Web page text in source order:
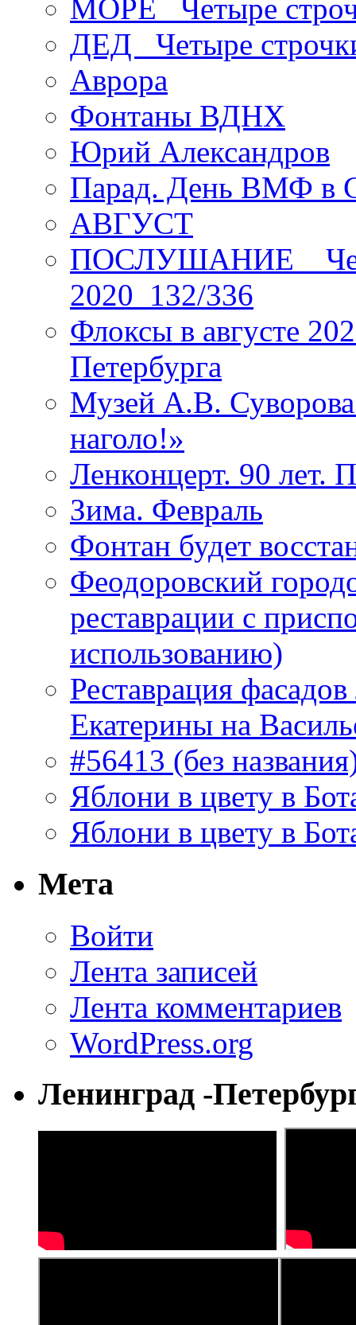
МОРЕ _Четыре
ДЕД _Четыре
Аврора
Фонтаны ВДНХ
Юрий Александров
Парад. День ВМФ в
АВГУСТ
ПОСЛУШАНИЕ _
2020_132/336
Флоксы в августе
Петербурга
Музей А.В.
наголо!»
Ленконцерт. 90 лет.
Зима. Февраль
Фонтан будет
Феодоровский
реставрации с
использованию)
Реставрация
Екатерины на
#56413 (без
Яблони в цвету в
Яблони в цвету в
Мета
Войти
Лента записей
Лента комментариев
WordPress.org
Ленинград -